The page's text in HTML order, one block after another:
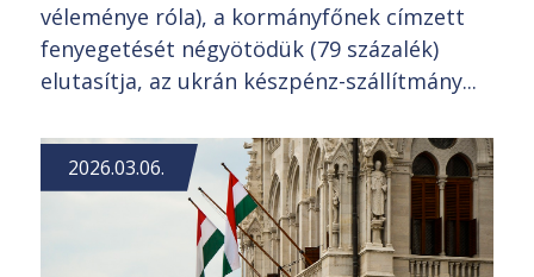
véleménye róla), a kormányfőnek címzett
fenyegetését négyötödük (79 százalék)
elutasítja, az ukrán készpénz-szállítmány...
2026.03.06.